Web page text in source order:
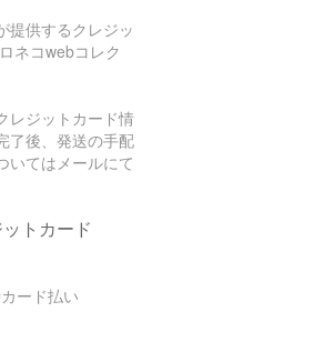
提供するクレジッ
ネコwebコレク
レジットカード情
了後、発送の手配
いてはメールにて
トカード